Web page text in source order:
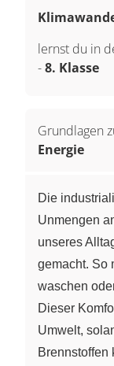
lernst du in
-8. Klasse
Grundlagen
Energie
Die
Unmengen
unseres
gemacht. So
waschen
Dieser
Umwelt,
Brennstoffen